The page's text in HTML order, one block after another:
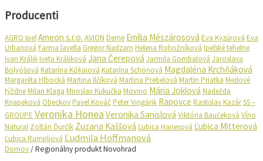
Producenti
AGRO IpeľAmeon s.r.o. AVION Deme Emília Mészárosová Eva Kyzúrová Eva
Urbanová Farma lavella Gregor Nadzam Helena Rohožníková Ipeľské tehelne
Ivan KrálikIveta Králiková Jana Čerepová Jarmila Gombalová Jaroslava
Bolyóšová Katarína Kókaiová Katarína Schönová Magdaléna Krchňáková
Margaréta Hlbocká Martina Ilčíková Martina Prebelová Martin Priatka Medové
týždneMilan Klaga Miroslav Kukučka Movino Mária Joklová Nadežda
Knapeková ObeckovPavel KováčPeter Vingárik Rapovce Rastislav KazárSS –
GROUPE Veronika Honea Veronika Sanislová Viktória Baučeková Víno
Natural Zoltán Ďurčík Zuzana Kaššová Ľubica Hanesová Ľubica Mitterová
Ľubica Rumpliová Ľudmila Hoffmanová
Domov / Regionálny produkt Novohrad